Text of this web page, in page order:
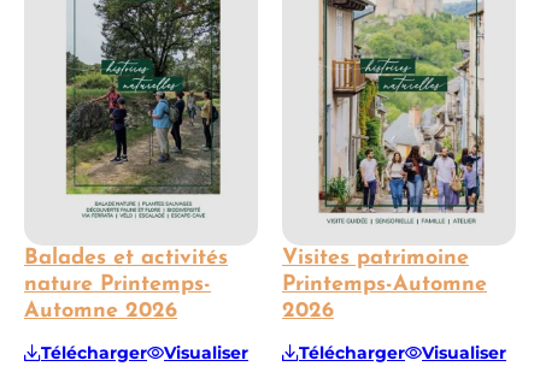
Balades et activités
nature Printemps-
Automne 2026
Télécharger Visualiser
Visites patrimoine
Printemps-Automne
2026
Télécharger Visualiser